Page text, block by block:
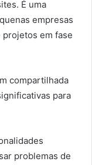
É uma
empresas
em fase
compartilhada
para
problemas de